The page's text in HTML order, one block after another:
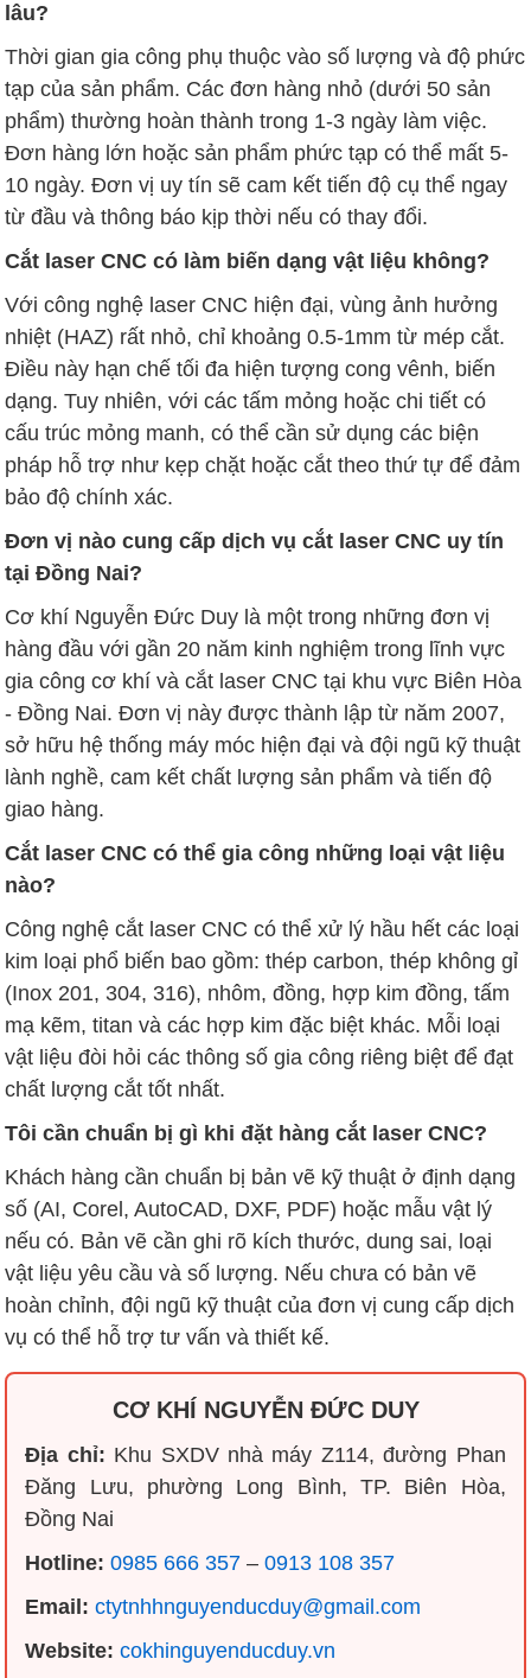
lâu?
Thời gian gia công phụ thuộc vào số lượng và độ phức
tạp của sản phẩm. Các đơn hàng nhỏ (dưới 50 sản
phẩm) thường hoàn thành trong 1-3 ngày làm việc.
Đơn hàng lớn hoặc sản phẩm phức tạp có thể mất 5-
10 ngày. Đơn vị uy tín sẽ cam kết tiến độ cụ thể ngay
từ đầu và thông báo kịp thời nếu có thay đổi.
Cắt laser CNC có làm biến dạng vật liệu không?
Với công nghệ laser CNC hiện đại, vùng ảnh hưởng
nhiệt (HAZ) rất nhỏ, chỉ khoảng 0.5-1mm từ mép cắt.
Điều này hạn chế tối đa hiện tượng cong vênh, biến
dạng. Tuy nhiên, với các tấm mỏng hoặc chi tiết có
cấu trúc mỏng manh, có thể cần sử dụng các biện
pháp hỗ trợ như kẹp chặt hoặc cắt theo thứ tự để đảm
bảo độ chính xác.
Đơn vị nào cung cấp dịch vụ cắt laser CNC uy tín
tại Đồng Nai?
Cơ khí Nguyễn Đức Duy là một trong những đơn vị
hàng đầu với gần 20 năm kinh nghiệm trong lĩnh vực
gia công cơ khí và cắt laser CNC tại khu vực Biên Hòa
- Đồng Nai. Đơn vị này được thành lập từ năm 2007,
sở hữu hệ thống máy móc hiện đại và đội ngũ kỹ thuật
lành nghề, cam kết chất lượng sản phẩm và tiến độ
giao hàng.
Cắt laser CNC có thể gia công những loại vật liệu
nào?
Công nghệ cắt laser CNC có thể xử lý hầu hết các loại
kim loại phổ biến bao gồm: thép carbon, thép không gỉ
(Inox 201, 304, 316), nhôm, đồng, hợp kim đồng, tấm
mạ kẽm, titan và các hợp kim đặc biệt khác. Mỗi loại
vật liệu đòi hỏi các thông số gia công riêng biệt để đạt
chất lượng cắt tốt nhất.
Tôi cần chuẩn bị gì khi đặt hàng cắt laser CNC?
Khách hàng cần chuẩn bị bản vẽ kỹ thuật ở định dạng
số (AI, Corel, AutoCAD, DXF, PDF) hoặc mẫu vật lý
nếu có. Bản vẽ cần ghi rõ kích thước, dung sai, loại
vật liệu yêu cầu và số lượng. Nếu chưa có bản vẽ
hoàn chỉnh, đội ngũ kỹ thuật của đơn vị cung cấp dịch
vụ có thể hỗ trợ tư vấn và thiết kế.
CƠ KHÍ NGUYỄN ĐỨC DUY
Địa chỉ: Khu SXDV nhà máy Z114, đường Phan
Đăng Lưu, phường Long Bình, TP. Biên Hòa,
Đồng Nai
Hotline: 0985 666 357 –0913 108 357
Email: ctytnhhnguyenducduy@gmail.com
Website: cokhinguyenducduy.vn